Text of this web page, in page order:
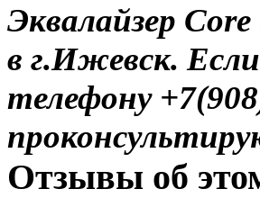
Эквалайзер
в г.Ижевск.
телефону
Отзывы об